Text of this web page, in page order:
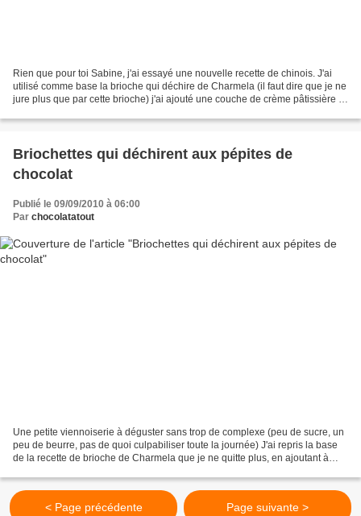
Rien que pour toi Sabine, j'ai essayé une nouvelle recette de chinois. J'ai
utilisé comme base la brioche qui déchire de Charmela (il faut dire que je ne
jure plus que par cette brioche) j'ai ajouté une couche de crème pâtissière et
Briochettes qui déchirent aux pépites de
chocolat
Publié le 09/09/2010 à 06:00
Par chocolatatout
Une petite viennoiserie à déguster sans trop de complexe (peu de sucre, un
peu de beurre, pas de quoi culpabiliser toute la journée) J'ai repris la base
de la recette de brioche de Charmela que je ne quitte plus, en ajoutant à
< Page précédente Page suivante >